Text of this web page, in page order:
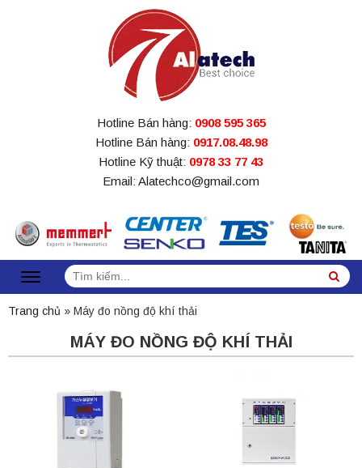
Hotline Bán hàng: 0908 595 365
Hotline Bán hàng: 0917.08.48.98
Hotline Kỹ thuật: 0978 33 77 43
Email: Alatechco@gmail.com
Tìm
kiếm:
Trang chủ » Máy đo nồng độ khí thải
MÁY ĐO NỒNG ĐỘ KHÍ THẢI